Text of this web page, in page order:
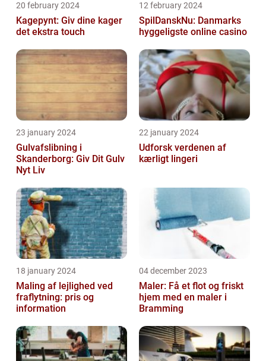
20 february 2024
Kagepynt: Giv dine kager
det ekstra touch
12 february 2024
SpilDanskNu: Danmarks
hyggeligste online casino
23 january 2024
Gulvafslibning i
Skanderborg: Giv Dit Gulv
Nyt Liv
22 january 2024
Udforsk verdenen af
kærligt lingeri
18 january 2024
Maling af lejlighed ved
fraflytning: pris og
information
04 december 2023
Maler: Få et flot og friskt
hjem med en maler i
Bramming